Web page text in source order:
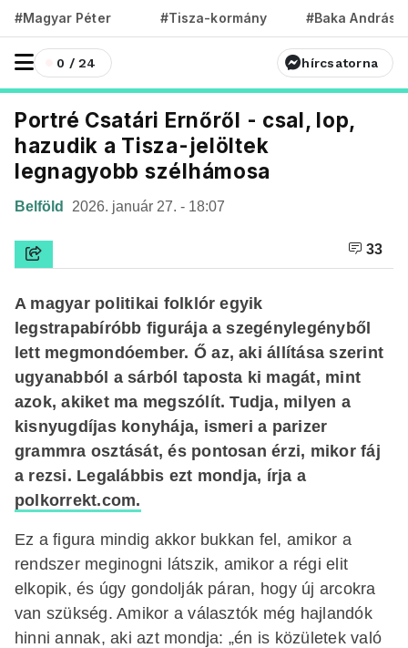
#Magyar Péter #Tisza-kormány #Baka András
0 / 24 hírcsatorna
Portré Csatári Ernőről - csal, lop,
hazudik a Tisza-jelöltek
legnagyobb szélhámosa
Belföld 2026. január 27. - 18:07
33
A magyar politikai folklór egyik
legstrapabíróbb figurája a szegénylegényből
lett megmondóember. Ő az, aki állítása szerint
ugyanabból a sárból taposta ki magát, mint
azok, akiket ma megszólít. Tudja, milyen a
kisnyugdíjas konyhája, ismeri a parizer
grammra osztását, és pontosan érzi, mikor fáj
a rezsi. Legalábbis ezt mondja, írja a
polkorrekt.com.
Ez a figura mindig akkor bukkan fel, amikor a
rendszer meginogni látszik, amikor a régi elit
elkopik, és úgy gondolják páran, hogy új arcokra
van szükség. Amikor a választók még hajlandók
hinni annak, aki azt mondja: „én is közületek való